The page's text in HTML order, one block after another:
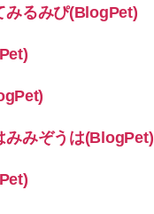
みるみぴ(BlogPet)
みみぞうは(BlogPet)